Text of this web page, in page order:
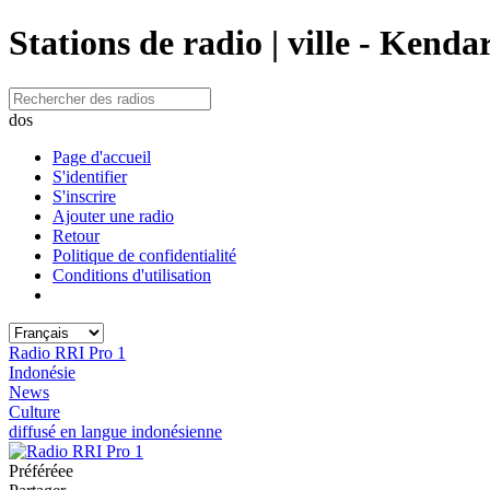
Stations de radio | ville -
dos
Page d'accueil
S'identifier
S'inscrire
Ajouter une radio
Retour
Politique de confidentialité
Conditions d'utilisation
Radio RRI Pro 1
Indonésie
News
Culture
diffusé en langue indonésienne
Préféréeе